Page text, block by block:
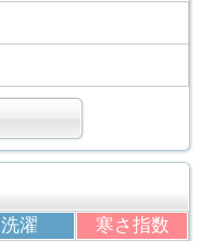
洗濯 寒さ指数